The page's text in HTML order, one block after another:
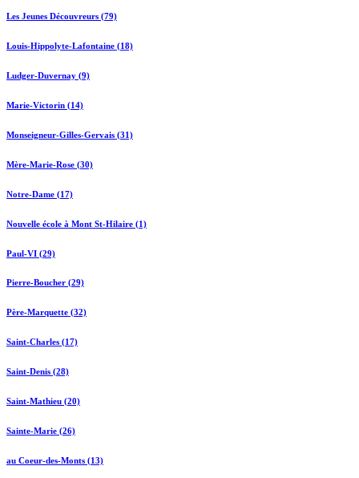
Les Jeunes Découvreurs (79)
Louis-Hippolyte-Lafontaine (18)
Ludger-Duvernay (9)
Marie-Victorin (14)
Monseigneur-Gilles-Gervais (31)
Mère-Marie-Rose (30)
Notre-Dame (17)
Nouvelle école à Mont St-Hilaire (1)
Paul-VI (29)
Pierre-Boucher (29)
Père-Marquette (32)
Saint-Charles (17)
Saint-Denis (28)
Saint-Mathieu (20)
Sainte-Marie (26)
au Coeur-des-Monts (13)